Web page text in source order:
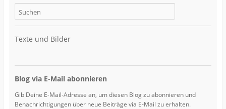
Texte und Bilder
Blog via E-Mail abonnieren
Gib Deine E-Mail-Adresse an, um diesen Blog zu abonnieren und
Benachrichtigungen über neue Beiträge via E-Mail zu erhalten.